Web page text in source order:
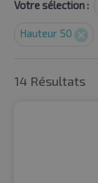
Votre sélection :
Hauteur 50
14 Résultats